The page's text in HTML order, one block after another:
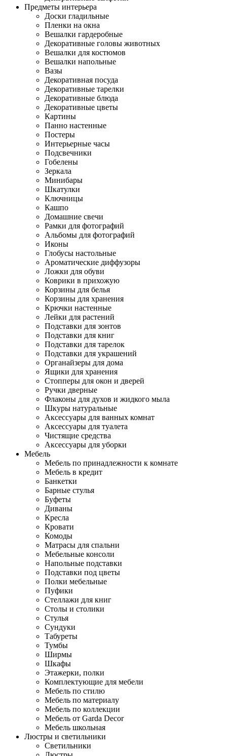
Предметы интерьера
Доски гладильные
Пленки на окна
Вешалки гардеробные
Декоративные головы животных
Вешалки для костюмов
Вешалки напольные
Вазы
Декоративная посуда
Декоративные тарелки
Декоративные блюда
Декоративные цветы
Картины
Панно настенные
Постеры
Интерьерные часы
Подсвечники
Гобелены
Зеркала
Минибары
Шкатулки
Ключницы
Кашпо
Домашние свечи
Рамки для фотографий
Альбомы для фотографий
Иконы
Глобусы настольные
Ароматические диффузоры
Ложки для обуви
Коврики в прихожую
Корзины для белья
Корзины для хранения
Крючки настенные
Лейки для растений
Подставки для зонтов
Подставки для книг
Подставки для тарелок
Подставки для украшений
Органайзеры для дома
Ящики для хранения
Стопперы для окон и дверей
Ручки дверные
Флаконы для духов и жидкого мыла
Шкуры натуральные
Аксессуары для ванных комнат
Аксессуары для туалета
Чистящие средства
Аксессуары для уборки
Мебель
Мебель по принадлежности к комнате
Мебель в кредит
Банкетки
Барные стулья
Буфеты
Диваны
Кресла
Кровати
Комоды
Матрасы для спальни
Мебельные консоли
Напольные подставки
Подставки под цветы
Полки мебельные
Пуфики
Стеллажи для книг
Столы и столики
Стулья
Сундуки
Табуреты
Тумбы
Ширмы
Шкафы
Этажерки, полки
Комплектующие для мебели
Мебель по стилю
Мебель по материалу
Мебель по коллекции
Мебель от Garda Decor
Мебель школьная
Люстры и светильники
Светильники